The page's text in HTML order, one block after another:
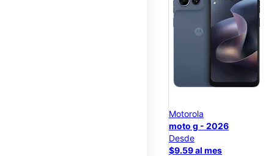
Motorola
moto g - 2026
Desde
$9.59 al mes